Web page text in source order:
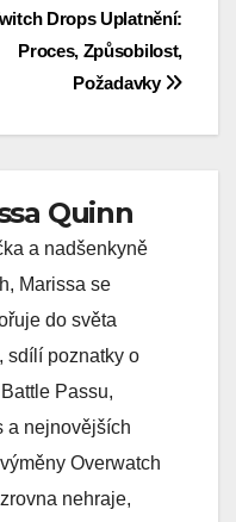
Drops Uplatnění:
Proces, Způsobilost,
Požadavky
Quinn
a nadšenkyně
Marissa se
do světa
sdílí poznatky o
Passu,
a nejnovějších
Overwatch
nehraje,